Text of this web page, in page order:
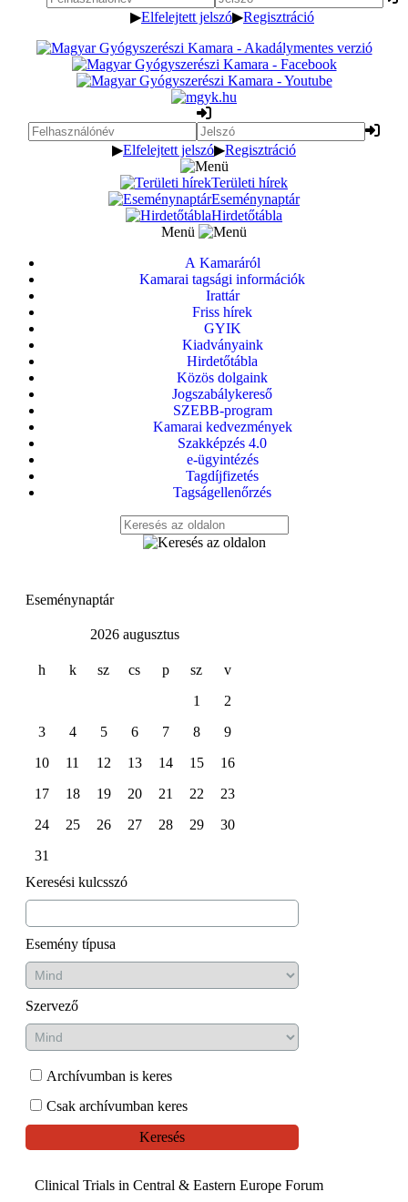
▶Elfelejtett jelszó▶Regisztráció
▶Elfelejtett jelszó▶Regisztráció
Területi hírek
Eseménynaptár
Hirdetőtábla
Menü
A Kamaráról
Kamarai tagsági információk
Irattár
Friss hírek
GYIK
Kiadványaink
Hirdetőtábla
Közös dolgaink
Jogszabálykereső
SZEBB-program
Kamarai kedvezmények
Szakképzés 4.0
e-ügyintézés
Tagdíjfizetés
Tagságellenőrzés
Eseménynaptár
2026 augusztus
h k sz cs p sz
v
1
2
3
4 5 6 7 8
9
10
11 12 13 14 15
16
17
18 19 20 21 22
23
24
25 26 27 28 29
30
31
Keresési kulcsszó
Esemény típusa
Szervező
Archívumban is keres
Csak archívumban keres
Keresés
Clinical Trials in Central & Eastern Europe Forum